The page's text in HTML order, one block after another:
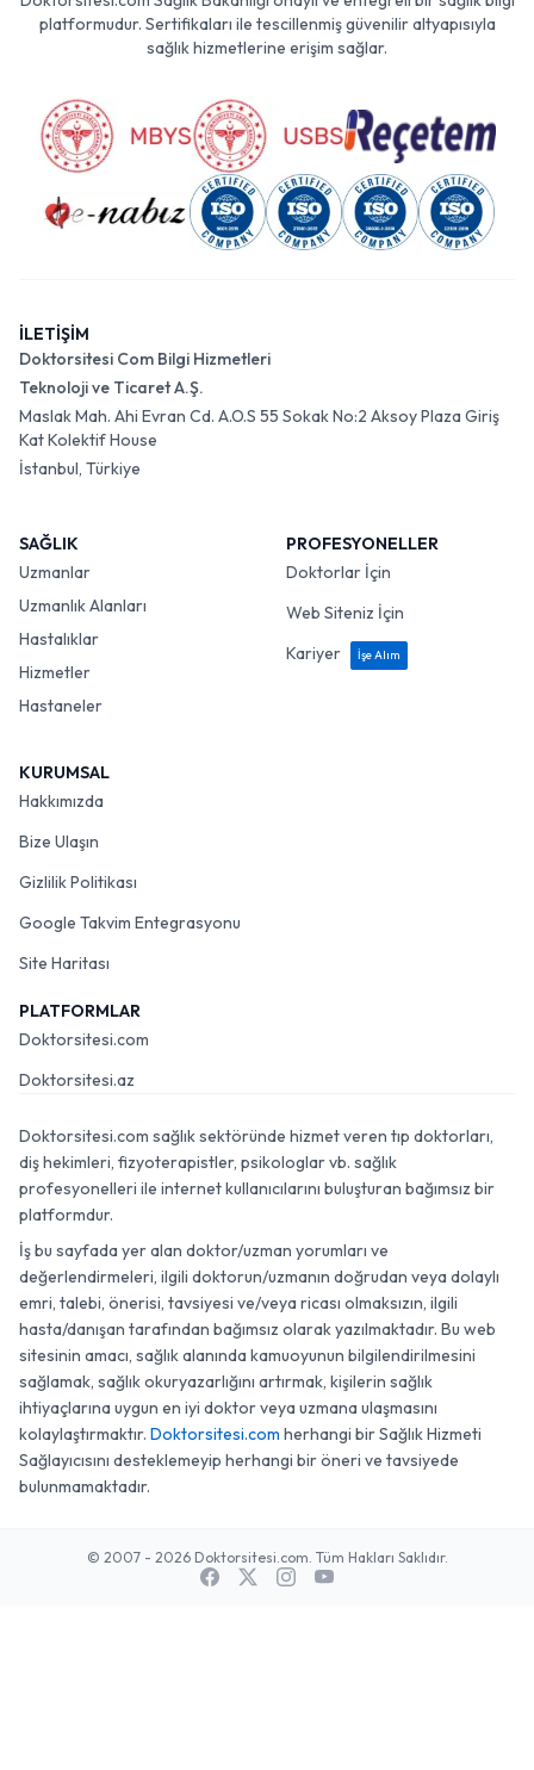
platformudur. Sertifikaları ile tescillenmiş güvenilir altyapısıyla
sağlık hizmetlerine erişim sağlar.
İLETİŞİM
Doktorsitesi Com Bilgi Hizmetleri
Teknoloji ve Ticaret A.Ş.
Maslak Mah. Ahi Evran Cd. A.O.S 55 Sokak No:2 Aksoy Plaza Giriş
Kat Kolektif House
İstanbul, Türkiye
SAĞLIK
Uzmanlar
Uzmanlık Alanları
Hastalıklar
Hizmetler
Hastaneler
PROFESYONELLER
Doktorlar İçin
Web Siteniz İçin
Kariyer
İşe Alım
KURUMSAL
Hakkımızda
Bize Ulaşın
Gizlilik Politikası
Google Takvim Entegrasyonu
Site Haritası
PLATFORMLAR
Doktorsitesi.com
Doktorsitesi.az
Doktorsitesi.com sağlık sektöründe hizmet veren tıp doktorları,
diş hekimleri, fizyoterapistler, psikologlar vb. sağlık
profesyonelleri ile internet kullanıcılarını buluşturan bağımsız bir
platformdur.
İş bu sayfada yer alan doktor/uzman yorumları ve
değerlendirmeleri, ilgili doktorun/uzmanın doğrudan veya dolaylı
emri, talebi, önerisi, tavsiyesi ve/veya ricası olmaksızın, ilgili
hasta/danışan tarafından bağımsız olarak yazılmaktadır. Bu web
sitesinin amacı, sağlık alanında kamuoyunun bilgilendirilmesini
sağlamak, sağlık okuryazarlığını artırmak, kişilerin sağlık
ihtiyaçlarına uygun en iyi doktor veya uzmana ulaşmasını
kolaylaştırmaktır. Doktorsitesi.com herhangi bir Sağlık Hizmeti
Sağlayıcısını desteklemeyip herhangi bir öneri ve tavsiyede
bulunmamaktadır.
© 2007 - 2026 Doktorsitesi.com. Tüm Hakları Saklıdır.